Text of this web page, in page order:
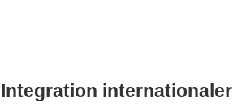
Integration internationaler